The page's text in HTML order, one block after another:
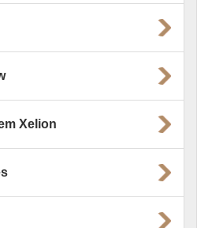
Xelion